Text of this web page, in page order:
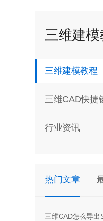
三维建模
三维建模教程
三维CAD快捷
行业资讯
热门文章
三维CAD怎么导出